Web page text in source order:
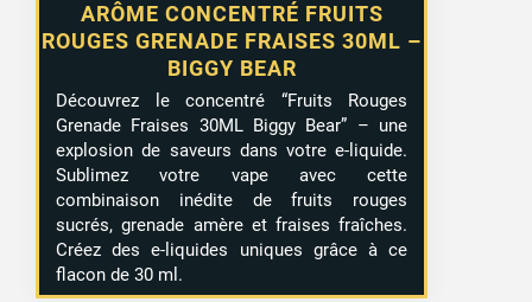
ARÔME CONCENTRÉ FRUITS
ROUGES GRENADE FRAISES 30ML –
BIGGY BEAR
Découvrez le concentré “Fruits Rouges
Grenade Fraises 30ML Biggy Bear” – une
explosion de saveurs dans votre e-liquide.
Sublimez votre vape avec cette
combinaison inédite de fruits rouges
sucrés, grenade amère et fraises fraîches.
Créez des e-liquides uniques grâce à ce
flacon de 30 ml.